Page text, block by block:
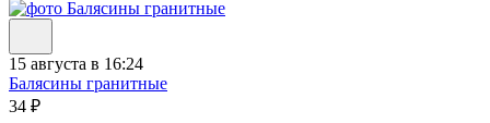
15 августа в 16:24
Балясины гранитные
34 ₽